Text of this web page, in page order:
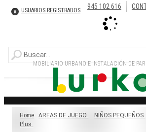
MOBILIARIO URBANO E INSTALACIÓN DE
945 102 616
USUARIOS REGISTRADOS
Home AREAS DE JUEGO NIÑOS PEQUEÑOS
Plus